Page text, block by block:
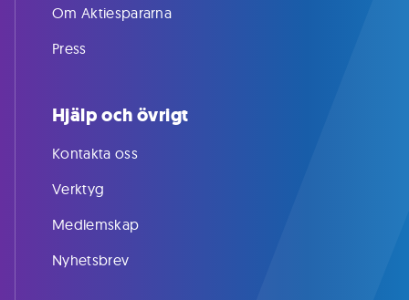
Om Aktiespararna
Press
Hjälp och övrigt
Kontakta oss
Verktyg
Medlemskap
Nyhetsbrev